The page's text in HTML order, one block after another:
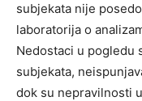
subjekata nije
laboratorija o
Nedostaci u pogledu
subjekata,
dok su nepravilnosti